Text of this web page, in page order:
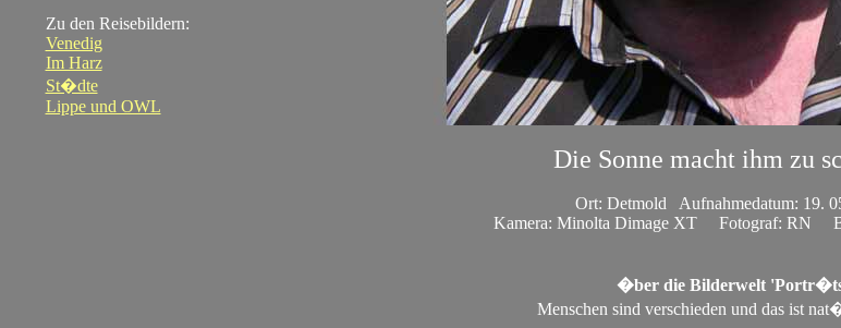
Zu den Reisebildern:
Venedig
Im Harz
St�dte
Lippe und OWL
Die Sonne macht ihm zu
Ort: Detmold Aufnahmedatum: 19.
Kamera: Minolta Dimage XT Fotograf: RN
�ber die Bilderwelt
Menschen sind verschieden und das ist